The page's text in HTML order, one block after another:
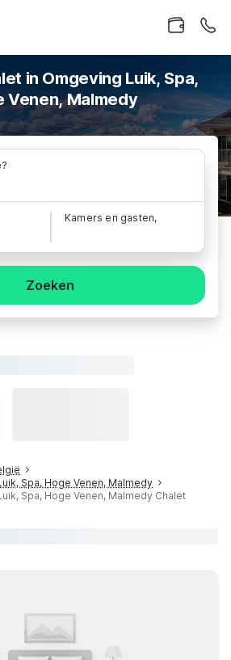
in Omgeving Luik, Spa,
Venen, Malmedy
Kamers en gasten,
Zoeken
Spa, Hoge Venen, Malmedy
Spa, Hoge Venen, Malmedy Chalet